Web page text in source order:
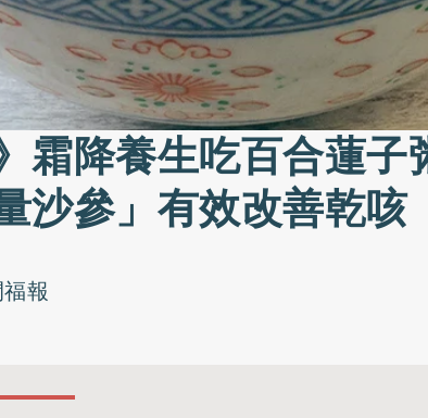
霜降養生吃百合蓮子
沙參」有效改善乾咳
報